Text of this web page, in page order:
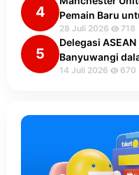
4
Pemain Baru
28 Juli 2026 718
5
Delegasi
Banyuwangi
14 Juli 2026 670